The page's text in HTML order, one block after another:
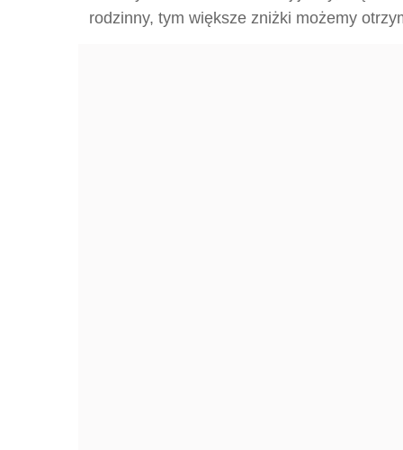
rodzinny, tym większe zniżki możemy